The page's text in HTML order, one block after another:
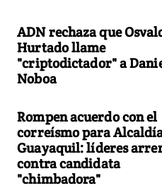
ADN rechaza que
Hurtado llame
"criptodictador" a
Noboa
Rompen acuerdo con el
correísmo para
Guayaquil: líderes
contra candidata
"chimbadora"